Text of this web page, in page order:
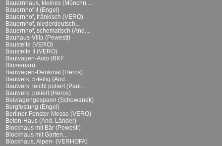
Bauernhaus, kleines (Münchn....
Bauernhof II (Engel)
Bauernhof, fränkisch (VERO)
Bauernhof, niederdeutsch...
Bauernhof, schematisch (And....
Bauhaus-Villa (Pewesti)
Baustelle (VERO)
Baustelle II (VERO)
Bauwagen-Auto (BKF
Blumenau)
Bauwagen-Denkmal (Heros)
Bauwerk, 5-teilig (And....
Bauwerk, leicht poliert (Paul...
Bauwerk, poliert (Heros)
Beiwagengespann (Schowanek)
Bergfestung (Engel)
Berliner-Fenster-Messe (VERO)
Beton-Haus (And. Länder)
Blockhaus mit Bär (Pewesti)
Blockhaus mit Garten...
Blockhaus, Alpen- (VERHOFA)